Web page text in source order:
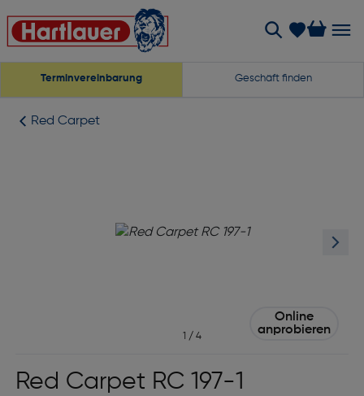
Terminvereinbarung Geschäft finden
Red Carpet
1 / 4
Online
anprobieren
Red Carpet RC 197-1